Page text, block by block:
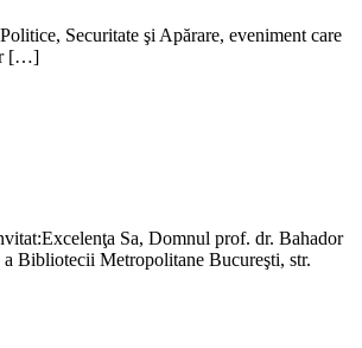
Securitate şi Apărare, eveniment care
[…]
Sa, Domnul prof. dr. Bahador
Bibliotecii Metropolitane Bucureşti, str.